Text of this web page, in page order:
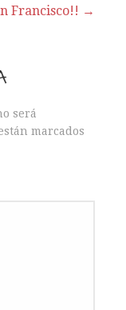
Francisco!! →
será
marcados